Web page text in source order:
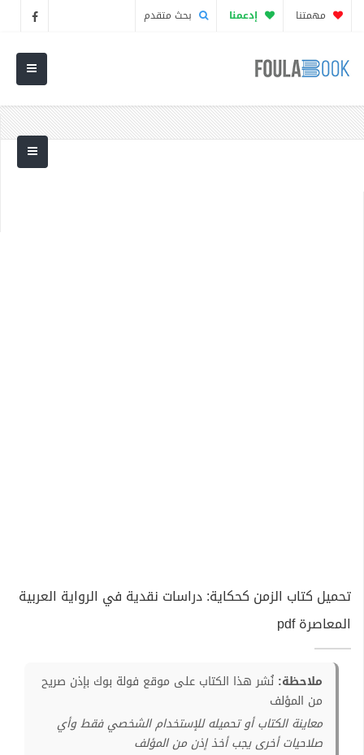
مهمتنا إدعمنا بحث متقدم
تحميل كتاب الزمن كحكاية: دراسات نقدية في الرواية العربية
المعاصرة pdf
ملاحظة: نُشر هذا الكتاب على موقع فولة بوك بإذن صريح
من المؤلف
معاينة الكتاب أو تحميله للإستخدام الشخصي فقط وأي
صلاحيات أخرى يجب أخذ إذن من المؤلف